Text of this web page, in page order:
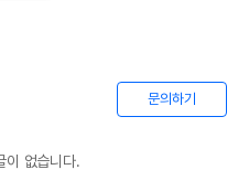
명에 유통기한 명시된 경우, 해당
문의하기
이 없습니다.